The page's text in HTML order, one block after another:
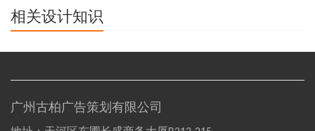
相关设计知识
广州古柏广告策划有限公司